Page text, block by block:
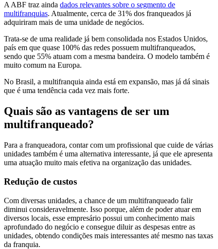
​​​​​A ABF traz ainda dados relevantes sobre o segmento de
multifranquias. Atualmente, cerca de 31% dos franqueados já
adquiriram mais de uma unidade de negócios.
Trata-se de uma realidade já bem consolidada nos Estados Unidos,
país em que quase 100% das redes possuem multifranqueados,
sendo que 55% atuam com a mesma bandeira. O modelo também é
muito comum na Europa.
No Brasil, a multifranquia ainda está em expansão, mas já dá sinais
que é uma tendência cada vez mais forte.
Quais são as vantagens de ser um
multifranqueado?
Para a franqueadora, contar com um profissional que cuide de várias
unidades também é uma alternativa interessante, já que ele apresenta
uma atuação muito mais efetiva na organização das unidades.
Redução de custos
Com diversas unidades, a chance de um multifranqueado falir
diminui consideravelmente. Isso porque, além de poder atuar em
diversos locais, esse empresário possui um conhecimento mais
aprofundado do negócio e consegue diluir as despesas entre as
unidades, obtendo condições mais interessantes até mesmo nas taxas
da franquia.